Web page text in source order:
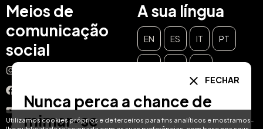
Utilizamos cookies próprios e de terceiros para fins analíticos e mostramos-
Meios de
comunicação
social
YouTube
A sua língua
EN ES IT PT
FECHAR
Nunca perca a chance de
mimar-se